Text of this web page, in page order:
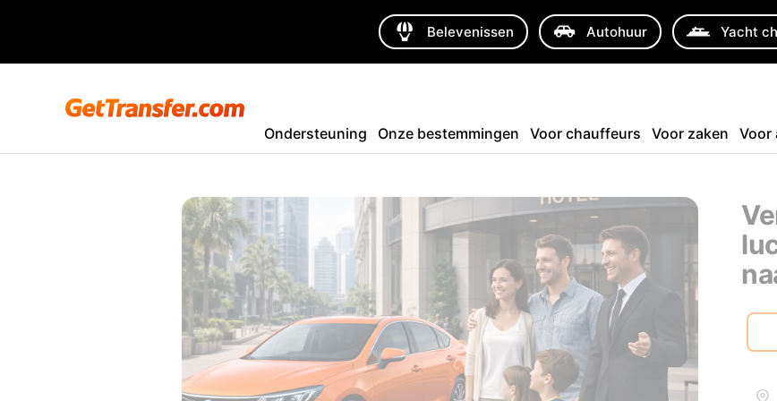
Belevenissen Autohuur Yacht
Ondersteuning Onze bestemmingen Voor chauffeurs Voor zaken Voor